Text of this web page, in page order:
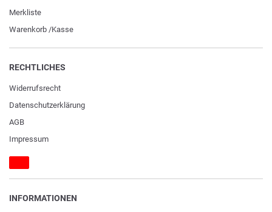
Merkliste
Warenkorb /Kasse
RECHTLICHES
Widerrufs­recht
Daten­schutz­erklärung
AGB
Impressum
INFORMATIONEN